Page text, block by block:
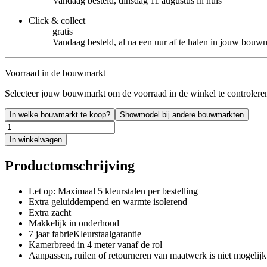
Click & collect
gratis
Vandaag besteld, al na een uur af te halen in jouw
Voorraad in de bouwmarkt
Selecteer jouw bouwmarkt om de voorraad in de winkel te
In welke bouwmarkt te koop? Showmodel bij andere bouwmarkten
In winkelwagen
Productomschrijving
Let op: Maximaal 5 kleurstalen per bestelling
Extra geluiddempend en warmte isolerend
Extra zacht
Makkelijk in onderhoud
7 jaar fabrieKleurstaalgarantie
Kamerbreed in 4 meter vanaf de rol
Aanpassen, ruilen of retourneren van maatwerk is niet mogelijk